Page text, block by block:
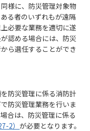
様に、防災管理対象物
る者のいずれもが遠隔
必要な業務を適切に遂
認める場合には、防災
ら選任することができ
防災管理に係る消防計
防災管理業務を行いま
合は、防災管理に係る
2） が必要となります。